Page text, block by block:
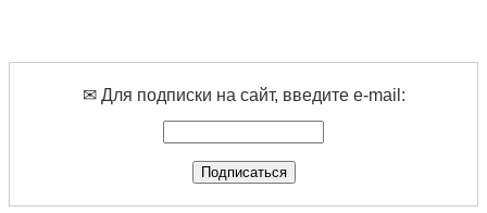
✉ Для подписки на сайт, введите e-mail: